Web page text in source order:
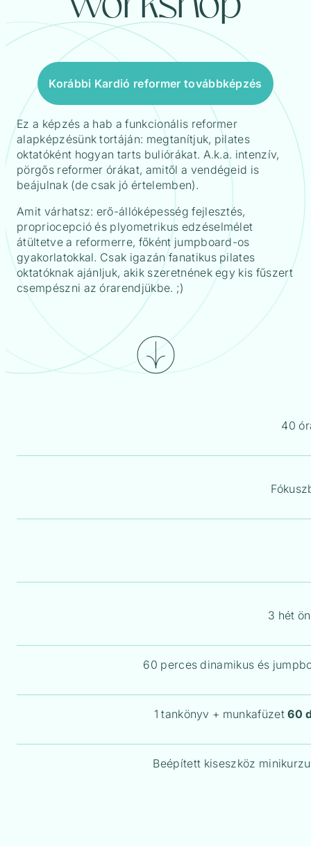
Korábbi Kardió reformer továbbképzés
Ez a képzés a hab a funkcionális reformer
alapképzésünk tortáján: megtanítjuk, pilates
oktatóként hogyan tarts buliórákat. A.k.a. intenzív,
pörgős reformer órákat, amitől a vendégeid is
beájulnak (de csak jó értelemben).
Amit várhatsz: erő-állóképesség fejlesztés,
propriocepció és plyometrikus edzéselmélet
átültetve a reformerre, főként jumpboard-os
gyakorlatokkal. Csak igazán fanatikus pilates
oktatóknak ajánljuk, akik szeretnének egy kis fűszert
csempészni az órarendjükbe. ;)
40
3 hét
60 perces dinamikus és
1 tankönyv + munkafüzet60
Beépített kiseszköz